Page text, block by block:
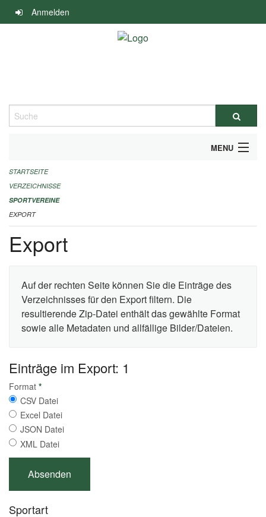
Navigation
überspringen
Anmelden
Suche
MENU
ALLGEMEINE INFORMATIONEN
FINANZIELLE UNTERSTÜTZUNG BENÖTIGT?
KONTAKT
STARTSEITE
VERZEICHNISSE
SPORTVEREINE
EXPORT
Export
Auf der rechten Seite können Sie die Einträge des
Verzeichnisses für den Export filtern. Die
resultierende Zip-Datei enthält das gewählte Format
sowie alle Metadaten und allfällige Bilder/Dateien.
Einträge im Export: 1
Format *
CSV Datei
Excel Datei
JSON Datei
XML Datei
Sportart